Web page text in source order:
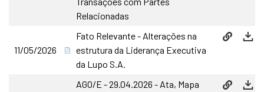
Relacionadas
11/05/2026
Fato Relevante - Alterações na
estrutura da Liderança Executiva
da Lupo S.A.
AGO/E - 29.04.2026 - Ata, Mapa